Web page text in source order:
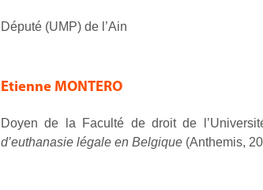
Député (UMP) de l’Ain
Etienne MONTERO
Doyen de la Faculté de droit de
d’euthanasie légale en Belgique (Anthemis,